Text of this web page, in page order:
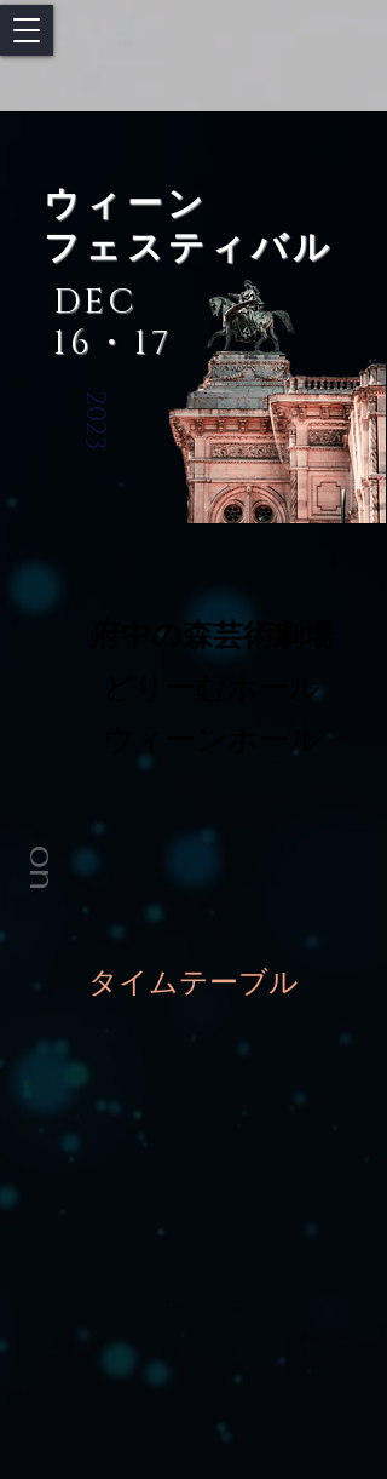
ウィーン
フェスティバル
DEC
16・17
2023
府中の森芸術劇場
どりーむホール
ウィーンホール
タイムテーブル
on